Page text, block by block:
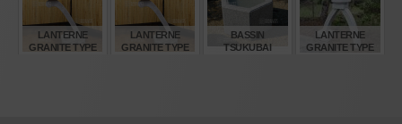
5.280,00 585,00 1.630,00 € 1.370,00€
LANTERNE
GRANITE TYPE
LANTERNE
GRANITE TYPE
BASSIN
TSUKUBAI
LANTERNE
GRANITE TYPE